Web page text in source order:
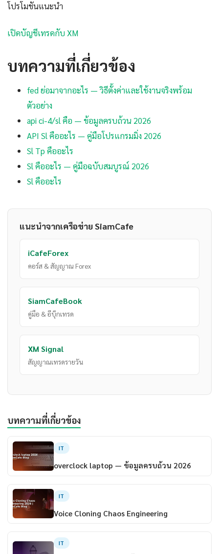
โปรโมชันแนะนำ
เปิดบัญชีเทรดกับ XM
บทความที่เกี่ยวข้อง
fed ย่อมาจากอะไร — วิธีตั้งค่าและใช้งานจริงพร้อม
ตัวอย่าง
api ci-4/sl คือ — ข้อมูลครบถ้วน 2026
API Sl คืออะไร — คู่มือโปรแกรมมิ่ง 2026
Sl Tp คืออะไร
Sl คืออะไร — คู่มือฉบับสมบูรณ์ 2026
Sl คืออะไร
แนะนำจากเครือข่าย SiamCafe
iCafeForex
คอร์ส & สัญญาณ Forex
SiamCafeBook
คู่มือ & อีบุ๊กเทรด
XM Signal
สัญญาณเทรดรายวัน
บทความที่เกี่ยวข้อง
IT
overclock laptop — ข้อมูลครบถ้วน 2026
IT
Voice Cloning Chaos Engineering
IT